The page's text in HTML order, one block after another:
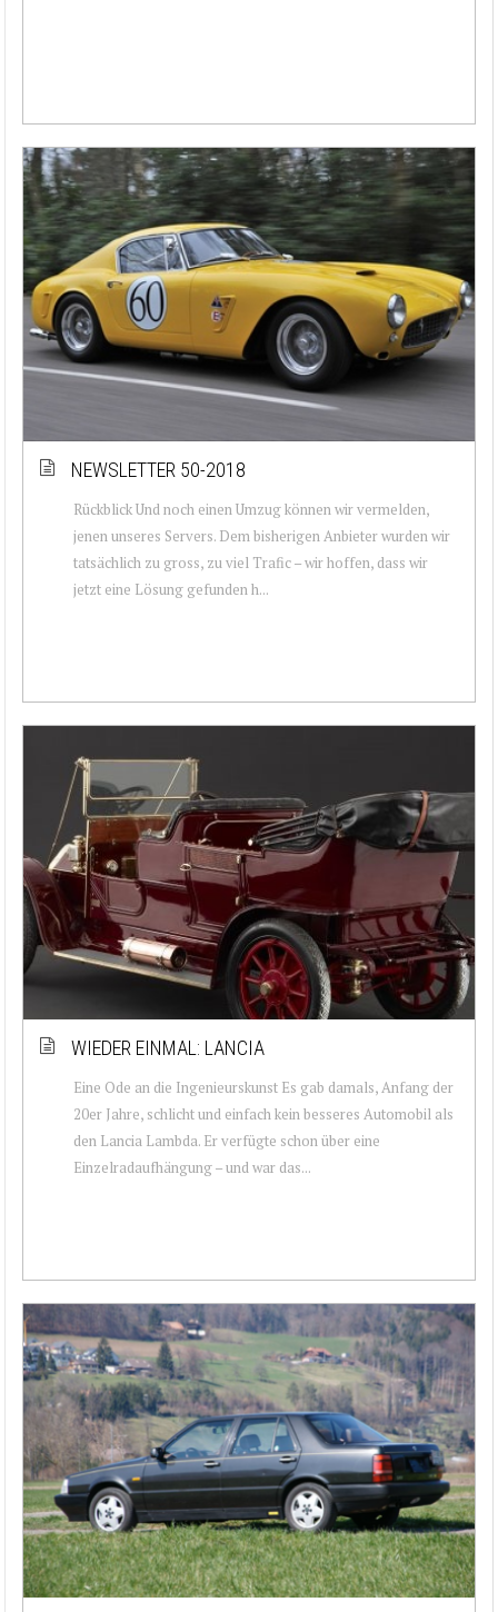
NEWSLETTER 50-2018
Rückblick Und noch einen Umzug können wir vermelden,
jenen unseres Servers. Dem bisherigen Anbieter wurden wir
tatsächlich zu gross, zu viel Trafic – wir hoffen, dass wir
jetzt eine Lösung gefunden h...
WIEDER EINMAL: LANCIA
Eine Ode an die Ingenieurskunst Es gab damals, Anfang der
20er Jahre, schlicht und einfach kein besseres Automobil als
den Lancia Lambda. Er verfügte schon über eine
Einzelradaufhängung – und war das...